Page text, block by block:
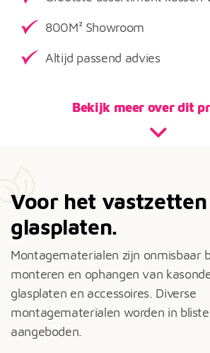
800M² Showroom
Altijd passend advies
Bekijk meer over dit
Voor het
glasplaten.
Montagematerialen zijn onmisbaar
monteren en ophangen van
glasplaten en accessoires. Diverse
montagematerialen worden in
aangeboden.